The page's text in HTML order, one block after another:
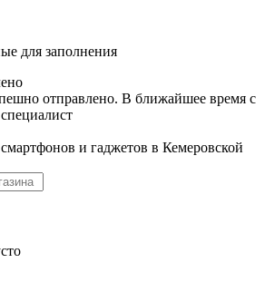
для заполнения
отправлено. В ближайшее время с
и гаджетов в Кемеровской